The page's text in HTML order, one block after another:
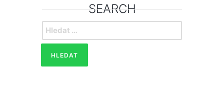
SEARCH
Vyhledávání